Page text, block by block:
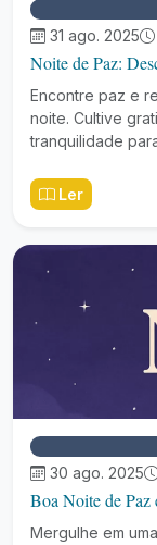
31 ago. 2025
Noite de Paz:
Encontre paz e
noite. Cultive
tranquilidade
Ler
30 ago. 2025
Boa Noite de Paz
Mergulhe em